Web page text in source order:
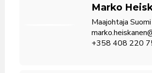
Marko
Maajohtaja Suomi
+358 408 220